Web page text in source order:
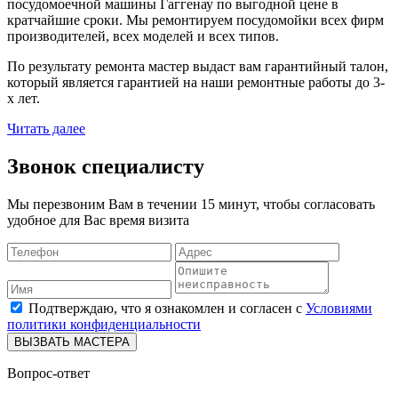
посудомоечной машины Гаггенау по выгодной цене в
кратчайшие сроки. Мы ремонтируем посудомойки всех фирм
производителей, всех моделей и всех типов.
По результату ремонта мастер выдаст вам гарантийный талон,
который является гарантией на наши ремонтные работы до 3-
х лет.
Читать далее
Звонок специалисту
Мы перезвоним Вам в течении 15 минут, чтобы согласовать
удобное для Вас время визита
Подтверждаю, что я ознакомлен и согласен с Условиями
политики конфиденциальности
ВЫЗВАТЬ МАСТЕРА
Вопрос-ответ